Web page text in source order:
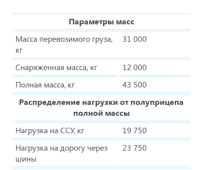
Параметры масс
Масса перевозимого груза,
кг
31 000
Снаряженная масса, кг
12 000
Полная масса, кг
43 500
Распределение нагрузки от полуприцепа
полной массы
Нагрузка на ССУ, кг
19 750
Нагрузка на дорогу через
шины
23 750